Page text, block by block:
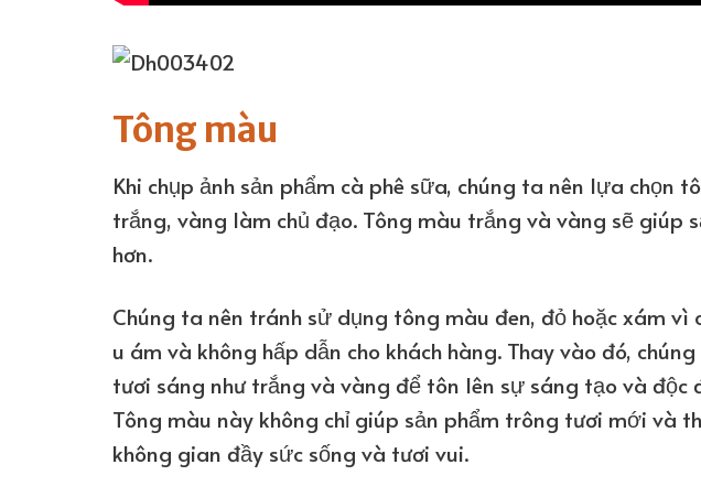
Tông màu
Khi chụp ảnh sản phẩm cà phê sữa, chúng ta nên lựa chọn
trắng, vàng làm chủ đạo. Tông màu trắng và vàng sẽ giúp
hơn.
Chúng ta nên tránh sử dụng tông màu đen, đỏ hoặc xám vì
u ám và không hấp dẫn cho khách hàng. Thay vào đó,
tươi sáng như trắng và vàng để tôn lên sự sáng tạo và độc
Tông màu này không chỉ giúp sản phẩm trông tươi mới và
không gian đầy sức sống và tươi vui.